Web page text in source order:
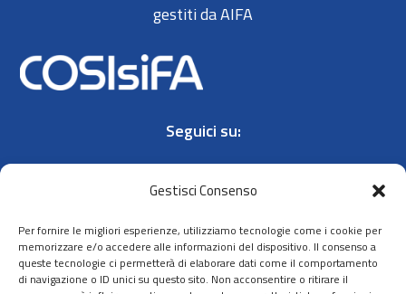
Gestisci Consenso
Per fornire le migliori esperienze, utilizziamo tecnologie come i cookie per
memorizzare e/o accedere alle informazioni del dispositivo. Il consenso a
queste tecnologie ci permetterà di elaborare dati come il comportamento
di navigazione o ID unici su questo sito. Non acconsentire o ritirare il
gestiti da AIFA
Seguici su:
Contatti